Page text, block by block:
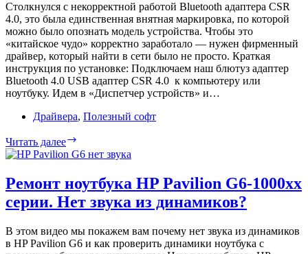
Столкнулся с некорректной работой Bluetooth адаптера CSR
4.0, это была единственная внятная маркировка, по которой
можно было опознать модель устройства. Чтобы это
«китайское чудо» корректно заработало — нужен фирменный
драйвер, который найти в сети было не просто. Краткая
инструкция по установке: Подключаем наш блютуз адаптер
Bluetooth 4.0 USB адаптер CSR 4.0 к компьютеру или
ноутбуку. Идем в «Диспетчер устройств» и…
Драйвера, Полезный софт
Читать далее
для
Bluetooth
адаптера
CSR
4.0 c
aliexpress
Ремонт ноутбука HP Pavilion G6-1000xx
серии. Нет звука из динамиков?
В этом видео мы покажем вам почему нет звука из динамиков
в HP Pavilion G6 и как проверить динамики ноутбука с